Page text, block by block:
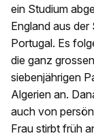
ein Studium
England aus
Portugal. Es
die ganz
siebenjährigen
Algerien an.
auch von
Frau stirbt früh